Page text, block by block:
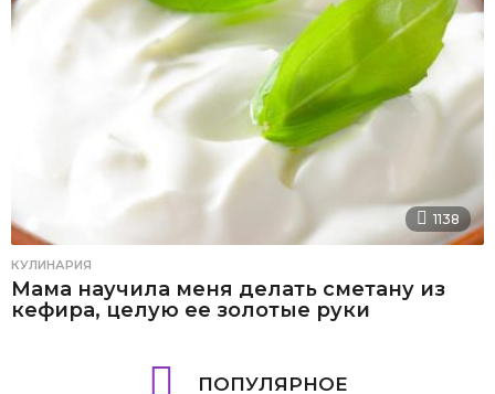
1138
КУЛИНАРИЯ
Мама научила меня делать сметану из
кефира, целую ее золотые руки
ПОПУЛЯРНОЕ